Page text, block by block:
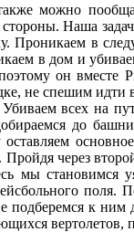
можно
Наша
Проникаем в
в дом и
он вместе
не спешим идти
Убиваем всех на
до
через
мы становимся
поля.
к ним
вертолетов,